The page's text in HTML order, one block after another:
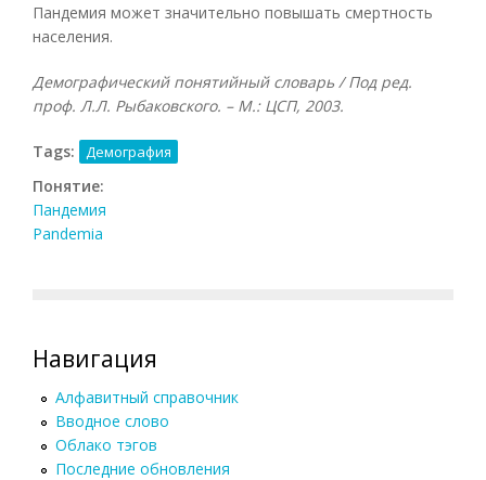
Пандемия может значительно повышать смертность
населения.
Демографический понятийный словарь / Под ред.
проф. Л.Л. Рыбаковского. – М.: ЦСП, 2003.
Tags: Демография
Понятие:
Пандемия
Pandemia
Навигация
Алфавитный справочник
Вводное слово
Облако тэгов
Последние обновления